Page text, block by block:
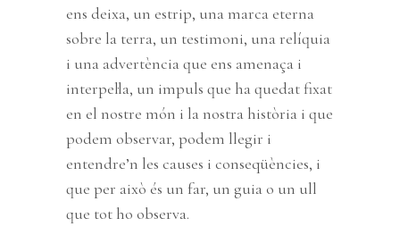
ens deixa, un estrip, una marca eterna
sobre la terra, un testimoni, una relíquia
i una advertència que ens amenaça i
interpel·la, un impuls que ha quedat fixat
en el nostre món i la nostra història i que
podem observar, podem llegir i
entendre’n les causes i conseqüències, i
que per això és un far, un guia o un ull
que tot ho observa.